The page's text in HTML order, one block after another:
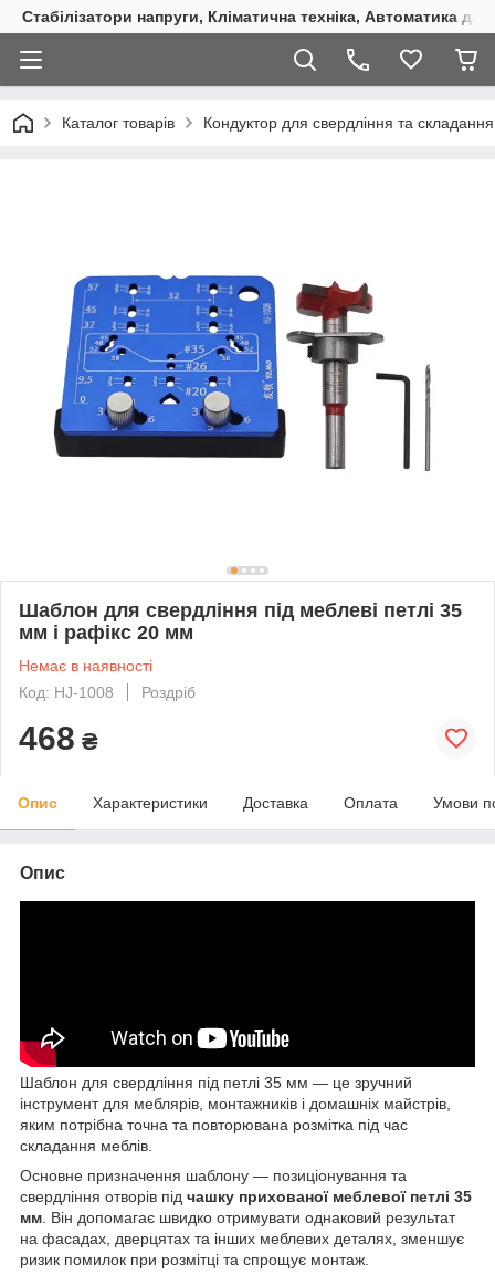
Стабілізатори напруги, Кліматична техніка, Автоматика
Каталог товарів Кондуктор для свердління та
Шаблон для свердління під меблеві петлі 35
мм і рафікс 20 мм
Немає в наявності
Код: HJ-1008
Роздріб
468 ₴
Опис Характеристики Доставка Оплата Умови
Опис
Шаблон для свердління під петлі 35 мм — це зручний
інструмент для меблярів, монтажників і домашніх майстрів,
яким потрібна точна та повторювана розмітка під час
складання меблів.
Основне призначення шаблону — позиціонування та
свердління отворів під чашку прихованої меблевої петлі 35
мм . Він допомагає швидко отримувати однаковий результат
на фасадах, дверцятах та інших меблевих деталях, зменшує
ризик помилок при розмітці та спрощує монтаж.